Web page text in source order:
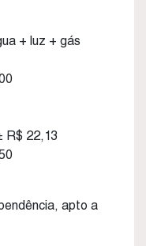
+ luz + gás
R$ 22,13
apto a